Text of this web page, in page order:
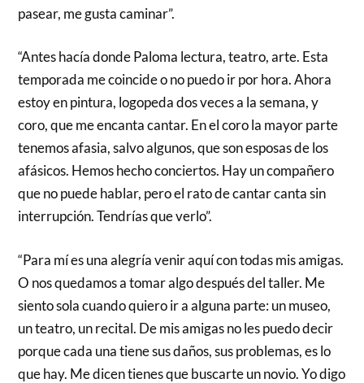
pasear, me gusta caminar”.
“Antes hacía donde Paloma lectura, teatro, arte. Esta
temporada me coincide o no puedo ir por hora. Ahora
estoy en pintura, logopeda dos veces a la semana, y
coro, que me encanta cantar. En el coro la mayor parte
tenemos afasia, salvo algunos, que son esposas de los
afásicos. Hemos hecho conciertos. Hay un compañero
que no puede hablar, pero el rato de cantar canta sin
interrupción. Tendrías que verlo”.
“Para mí es una alegría venir aquí con todas mis amigas.
O nos quedamos a tomar algo después del taller. Me
siento sola cuando quiero ir a alguna parte: un museo,
un teatro, un recital. De mis amigas no les puedo decir
porque cada una tiene sus daños, sus problemas, es lo
que hay. Me dicen tienes que buscarte un novio. Yo digo